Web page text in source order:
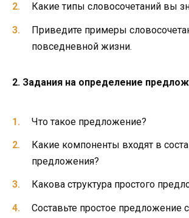
Какие типы словосочетаний вы
Приведите примеры
повседневной жизни.
2. Задания на определение
Что такое предложение?
Какие компоненты входят в
предложения?
Какова структура простого
Составьте простое